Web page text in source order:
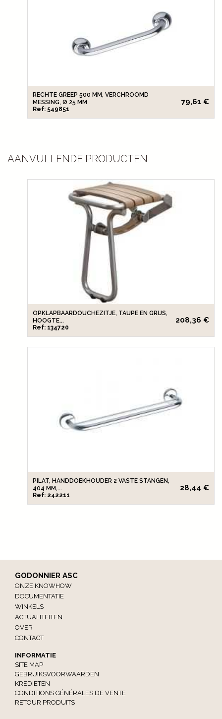
RECHTE GREEP 500 MM, VERCHROOMD
MESSING, Ø 25 MM
Ref: 549851
79,61 €
AANVULLENDE PRODUCTEN
OPKLAPBAARDOUCHEZITJE, TAUPE EN GRIJS,
HOOGTE...
Ref: 134720
208,36 €
PILAT, HANDDOEKHOUDER 2 VASTE STANGEN,
404 MM,...
Ref: 242211
28,44 €
GODONNIER ASC
ONZE KNOWHOW
DOCUMENTATIE
WINKELS
ACTUALITEITEN
OVER
CONTACT
INFORMATIE
SITE MAP
GEBRUIKSVOORWAARDEN
KREDIETEN
CONDITIONS GÉNÉRALES DE VENTE
RETOUR PRODUITS